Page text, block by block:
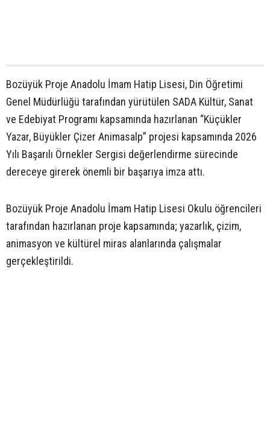
Bozüyük Proje Anadolu İmam Hatip Lisesi, Din Öğretimi
Genel Müdürlüğü tarafından yürütülen SADA Kültür, Sanat
ve Edebiyat Programı kapsamında hazırlanan “Küçükler
Yazar, Büyükler Çizer Animasalp” projesi kapsamında 2026
Yılı Başarılı Örnekler Sergisi değerlendirme sürecinde
dereceye girerek önemli bir başarıya imza attı.
Bozüyük Proje Anadolu İmam Hatip Lisesi Okulu öğrencileri
tarafından hazırlanan proje kapsamında; yazarlık, çizim,
animasyon ve kültürel miras alanlarında çalışmalar
gerçekleştirildi.